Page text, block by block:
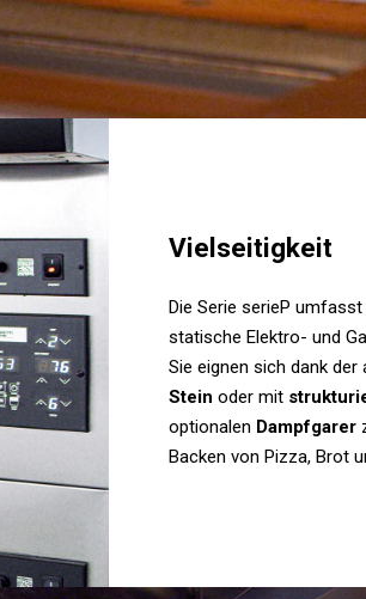
Vielseitigkeit
Die Serie serieP
statische Elektro- und
Sie eignen sich dank
Stein oder mit
optionalen Dampfgarer
Backen von Pizza, Brot